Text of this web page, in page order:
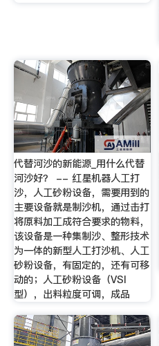
代替河沙的新能源_用什么代替
河沙好？ -- 红星机器人工打
沙，人工砂粉设备，需要用到的
主要设备就是制沙机，通过击打
将原料加工成符合要求的物料，
该设备是一种集制沙、整形技术
为一体的新型人工打沙机、人工
砂粉设备，有固定的，还有可移
动的；人工砂粉设备（VSI
型），出料粒度可调，成品